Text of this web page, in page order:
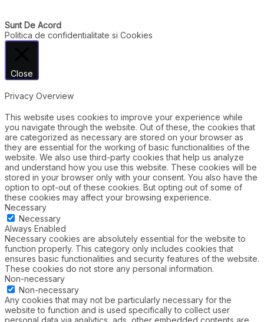
Sunt De Acord
Politica de confidentialitate si Cookies
Close
Privacy Overview
This website uses cookies to improve your experience while
you navigate through the website. Out of these, the cookies that
are categorized as necessary are stored on your browser as
they are essential for the working of basic functionalities of the
website. We also use third-party cookies that help us analyze
and understand how you use this website. These cookies will be
stored in your browser only with your consent. You also have the
option to opt-out of these cookies. But opting out of some of
these cookies may affect your browsing experience.
Necessary
Necessary
Always Enabled
Necessary cookies are absolutely essential for the website to
function properly. This category only includes cookies that
ensures basic functionalities and security features of the website.
These cookies do not store any personal information.
Non-necessary
Non-necessary
Any cookies that may not be particularly necessary for the
website to function and is used specifically to collect user
personal data via analytics, ads, other embedded contents are